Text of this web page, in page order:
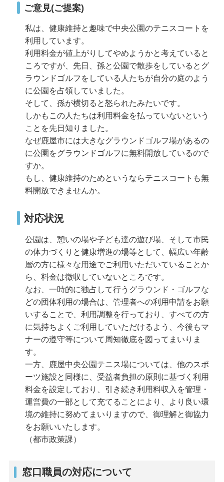
ご意見(ご提案)
私は、健康維持と趣味で中央公園のテニスコートを
利用しています。
利用料金が値上がりしてやめようかと考えていると
ころですが、先日、孫と公園で散歩をしているとグ
ラウンドゴルフをしている人たちが自分の庭のよう
に公園を占領していました。
そして、孫が横切ると怒られたみたいです。
しかもこの人たちは利用料金を払っていないという
ことを先日知りました。
なぜ鹿屋市には大きなグラウンドゴルフ場があるの
に公園をグラウンドゴルフに無料開放しているので
すか。
もし、健康維持のためというならテニスコートも無
料開放できませんか。
対応状況
公園は、憩いの場や子ども達の遊び場、そして市民
の体力づくりと健康増進の場等として、幅広い年齢
層の方に様々な用途でご利用いただいていることか
ら、料金は徴収していないところです。
なお、一時的に独占して行うグラウンド・ゴルフな
どの団体利用の場合は、管理者への利用申請をお願
いすることで、利用調整を行っており、すべての方
に気持ちよくご利用していただけるよう、今後もマ
ナーの遵守等について周知徹底を図ってまいりま
す。
一方、鹿屋中央公園テニス場については、他のスポ
ーツ施設と同様に、受益者負担の原則に基づく利用
料金を設定しており、引き続き利用料収入を管理・
運営費の一部として充てることにより、より良い環
境の維持に努めてまいりますので、御理解と御協力
をお願いいたします。
（都市政策課）
窓口職員の対応について